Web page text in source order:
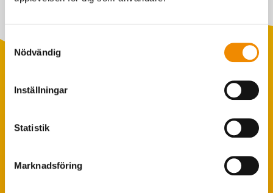
Samtyckesval
Nödvändig
Inställningar
Statistik
Marknadsföring
Foderstatistik
VäxaControl®